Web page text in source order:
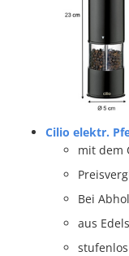
Cilio elektr.
mit dem
Bei
aus